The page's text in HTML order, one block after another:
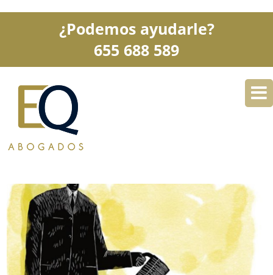
¿Podemos ayudarle?
655 688 589
SERVICIOS
BLOG CONTACTO